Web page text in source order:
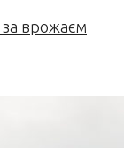
за врожаєм